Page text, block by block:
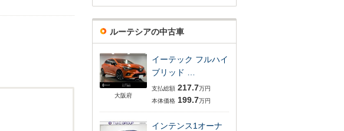
ルーテシアの中古車
大阪府
イーテック フルハイ
ブリッド …
支払総額 217.7万円
本体価格 199.7万円
インテンス1オーナ